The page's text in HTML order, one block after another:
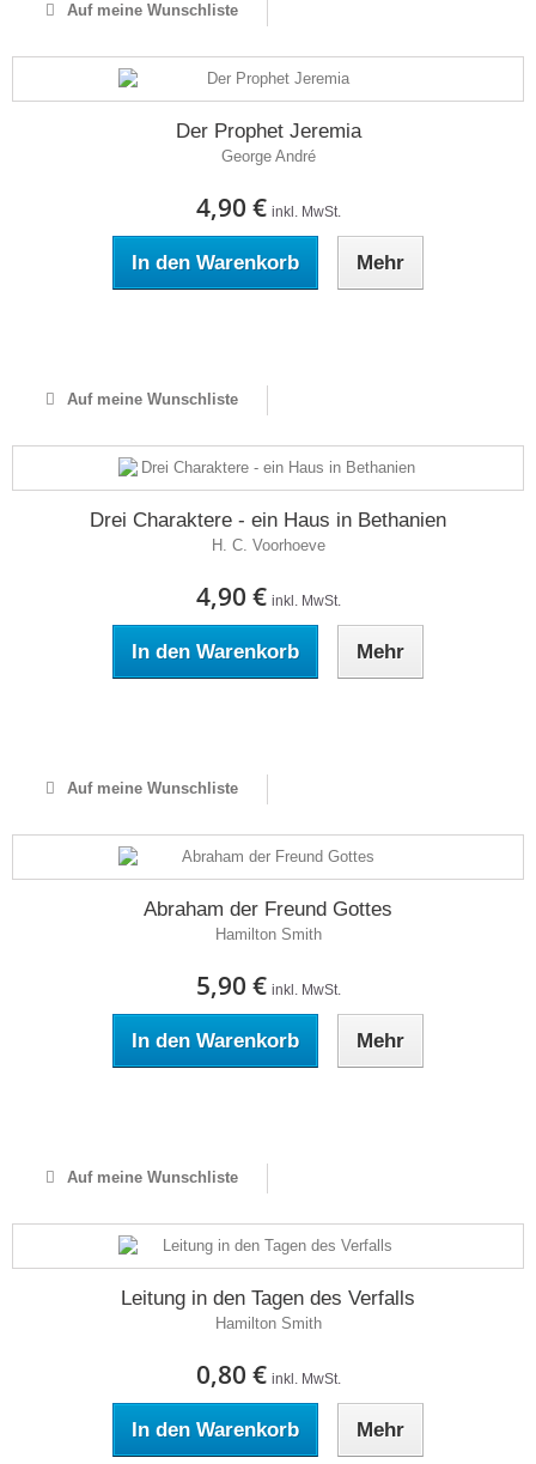
Auf meine Wunschliste
Der Prophet Jeremia
George André
4,90 € inkl. MwSt.
In den Warenkorb Mehr
Auf meine Wunschliste
Drei Charaktere - ein Haus in Bethanien
H. C. Voorhoeve
4,90 € inkl. MwSt.
In den Warenkorb Mehr
Auf meine Wunschliste
Abraham der Freund Gottes
Hamilton Smith
5,90 € inkl. MwSt.
In den Warenkorb Mehr
Auf meine Wunschliste
Leitung in den Tagen des Verfalls
Hamilton Smith
0,80 € inkl. MwSt.
In den Warenkorb Mehr